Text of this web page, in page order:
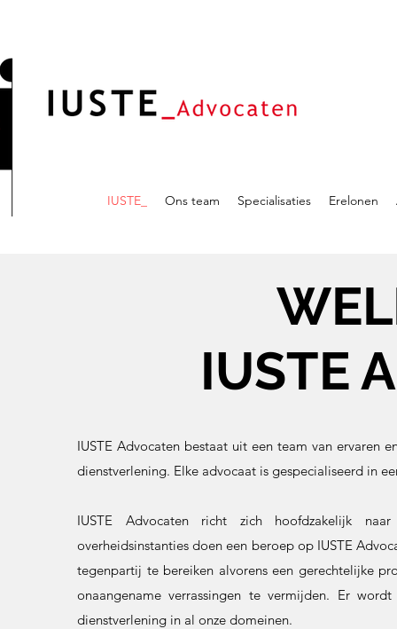
IUSTE_ Ons team Specialisaties Erelonen
IUSTE
IUSTE Advocaten bestaat uit een team van ervaren
dienstverlening. Elke advocaat is gespecialiseerd in
IUSTE Advocaten richt zich hoofdzakelijk
overheidsinstanties doen een beroep op IUSTE
tegenpartij te bereiken alvorens een gerechtelijke
onaangename verrassingen te vermijden. Er
dienstverlening in al onze domeinen.